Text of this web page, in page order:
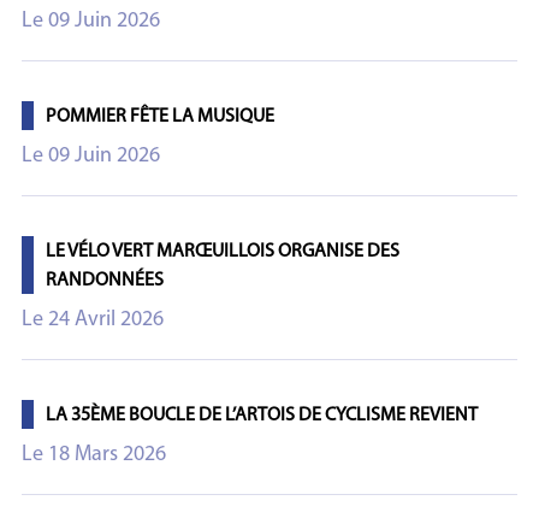
Le 09 Juin 2026
POMMIER FÊTE LA MUSIQUE
Le 09 Juin 2026
LE VÉLO VERT MARŒUILLOIS ORGANISE DES
RANDONNÉES
Le 24 Avril 2026
LA 35ÈME BOUCLE DE L’ARTOIS DE CYCLISME REVIENT
Le 18 Mars 2026